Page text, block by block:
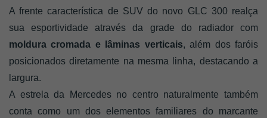
A frente característica de SUV do novo GLC 300 realça
moldura cromada e lâminas verticais, além dos faróis
posicionados diretamente na mesma linha, destacando a
largura.
A estrela da Mercedes no centro naturalmente também
conta como um dos elementos familiares do marcante